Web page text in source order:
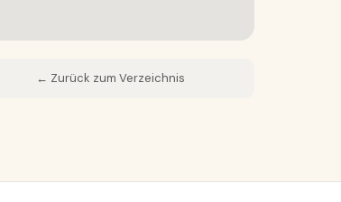
← Zurück zum Verzeichnis